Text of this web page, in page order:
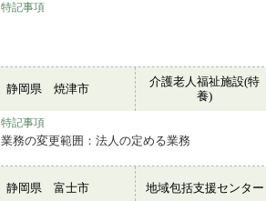
特記事項
静岡県 焼津市
介護老人福祉施設(特
養)
特記事項
業務の変更範囲：法人の定める業務
静岡県 富士市 地域包括支援センター